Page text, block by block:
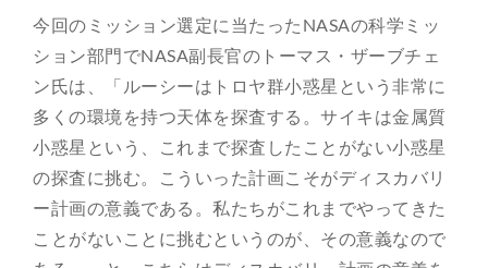
今回のミッション選定に当たったNASAの科学ミッ
ション部門でNASA副長官のトーマス・ザーブチェ
ン氏は、「ルーシーはトロヤ群小惑星という非常に
多くの環境を持つ天体を探査する。サイキは金属質
小惑星という、これまで探査したことがない小惑星
の探査に挑む。こういった計画こそがディスカバリ
ー計画の意義である。私たちがこれまでやってきた
ことがないことに挑むというのが、その意義なので